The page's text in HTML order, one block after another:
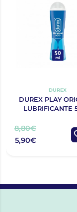
DUREX
DUREX PLAY
LUBRIFICANTE
8,80€
5,90€